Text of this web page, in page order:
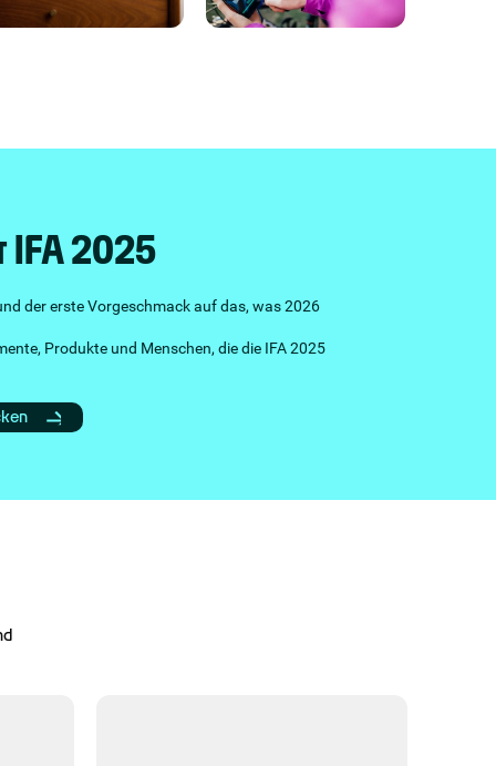
IFA 2025
der erste Vorgeschmack auf das, was 2026
Produkte und Menschen, die die IFA 2025